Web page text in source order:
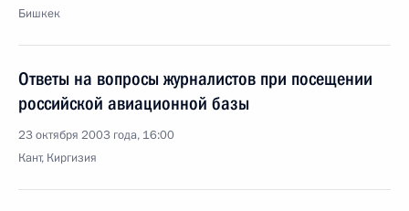
Бишкек
Ответы на вопросы журналистов при посещении
российской авиационной базы
23 октября 2003 года, 16:00
Кант, Киргизия